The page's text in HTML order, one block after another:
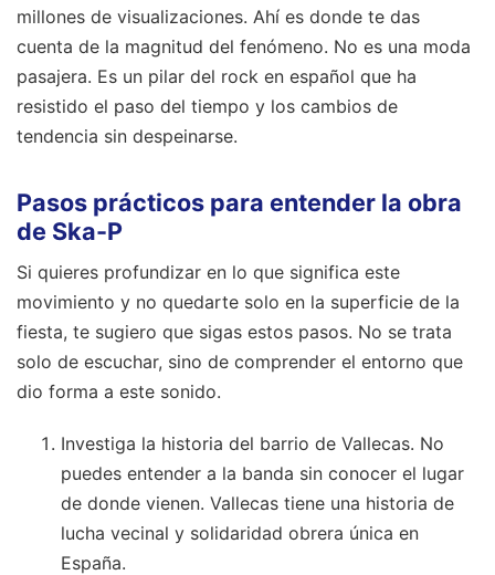
millones de visualizaciones. Ahí es donde te das
cuenta de la magnitud del fenómeno. No es una moda
pasajera. Es un pilar del rock en español que ha
resistido el paso del tiempo y los cambios de
tendencia sin despeinarse.
Pasos prácticos para entender la obra
de Ska-P
Si quieres profundizar en lo que significa este
movimiento y no quedarte solo en la superficie de la
fiesta, te sugiero que sigas estos pasos. No se trata
solo de escuchar, sino de comprender el entorno que
dio forma a este sonido.
Investiga la historia del barrio de Vallecas. No
puedes entender a la banda sin conocer el lugar
de donde vienen. Vallecas tiene una historia de
lucha vecinal y solidaridad obrera única en
España.